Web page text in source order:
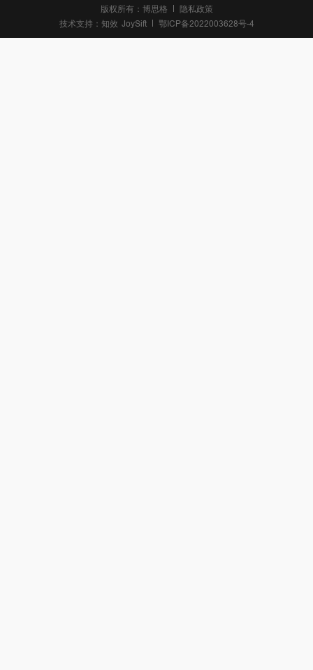
版权所有：博思格
隐私政策
技术支持： 知效 JoySift 鄂ICP备2022003628号-4